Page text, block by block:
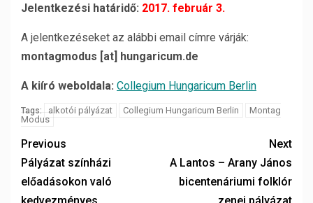
Jelentkezési határidő: 2017. február 3.
A jelentkezéseket az alábbi email címre várják:
montagmodus [at] hungaricum.de
A kiíró weboldala: Collegium Hungaricum Berlin
Tags: alkotói pályázat Collegium Hungaricum Berlin
Montag
Modus
Previous
Pályázat színházi
előadásokon való
Next
A Lantos – Arany János
bicentenáriumi folklór